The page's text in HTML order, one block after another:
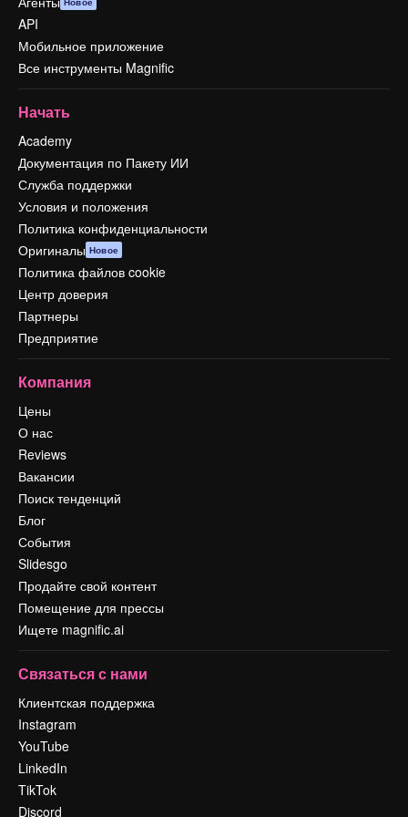
API
Мобильное приложение
Все инструменты Magnific
Начать
Academy
Документация по Пакету ИИ
Служба поддержки
Условия и положения
Политика конфиденциальности
Оригиналы Новое
Политика файлов cookie
Центр доверия
Партнеры
Предприятие
Компания
Цены
О нас
Reviews
Вакансии
Поиск тенденций
Блог
События
Slidesgo
Продайте свой контент
Помещение для прессы
Ищете magnific.ai
Связаться с нами
Клиентская поддержка
Instagram
YouTube
LinkedIn
TikTok
Discord